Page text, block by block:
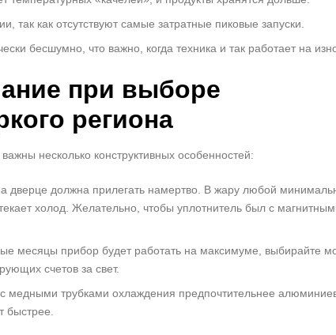
так как отсутствуют самые затратные пиковые запуски.
бесшумно, что важно, когда техника и так работает на
при выборе
региона
несколько конструктивных особенностей:
дверце должна прилегать намертво. В жару любой
холод. Желательно, чтобы уплотнитель был с
месяцы прибор будет работать на максимуме, выбирайте
счетов за свет.
медными трубками охлаждения предпочтительнее
быстрее.